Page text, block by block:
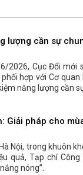
lượng cần sự
2026, Cục Đổi mới
hợp với Cơ
năng lượng cần
Giải pháp cho
Nội, trong khuôn
quả, Tạp chí
nóng”.